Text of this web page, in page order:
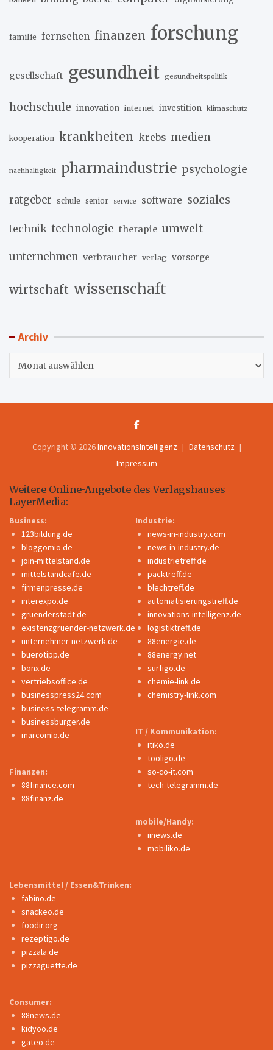
familie fernsehen finanzen forschung
gesellschaft gesundheit gesundheitspolitik
hochschule innovation internet investition klimaschutz
kooperation krankheiten krebs medien
nachhaltigkeit pharmaindustrie psychologie
ratgeber schule senior service software soziales
technik technologie therapie umwelt
unternehmen verbraucher verlag vorsorge
wirtschaft wissenschaft
Archiv
Copyright © 2026InnovationsIntelligenz
Datenschutz
Impressum
Weitere Online-Angebote des Verlagshauses
LayerMedia:
Business:
123bildung.de
bloggomio.de
join-mittelstand.de
mittelstandcafe.de
firmenpresse.de
interexpo.de
gruenderstadt.de
existenzgruender-netzwerk.de
unternehmer-netzwerk.de
buerotipp.de
bonx.de
vertriebsoffice.de
businesspress24.com
business-telegramm.de
businessburger.de
marcomio.de
Finanzen:
88finance.com
88finanz.de
Industrie:
news-in-industry.com
news-in-industry.de
industrietreff.de
packtreff.de
blechtreff.de
automatisierungstreff.de
innovations-intelligenz.de
logistiktreff.de
88energie.de
88energy.net
surfigo.de
chemie-link.de
chemistry-link.com
IT / Kommunikation:
itiko.de
tooligo.de
so-co-it.com
tech-telegramm.de
mobile/Handy:
iinews.de
mobiliko.de
Lebensmittel / Essen&Trinken:
fabino.de
snackeo.de
foodir.org
rezeptigo.de
pizzala.de
pizzaguette.de
Consumer:
88news.de
kidyoo.de
gateo.de